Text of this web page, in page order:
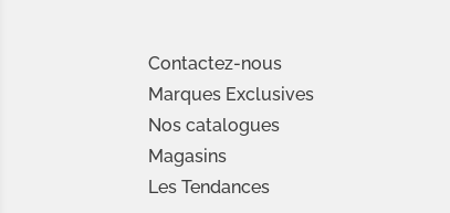
Contactez-nous
Marques Exclusives
Nos catalogues
Magasins
Les Tendances